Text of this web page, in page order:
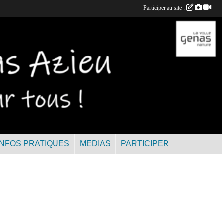
INFOS PRATIQUES MEDIAS PARTICIPER
Participer au site :